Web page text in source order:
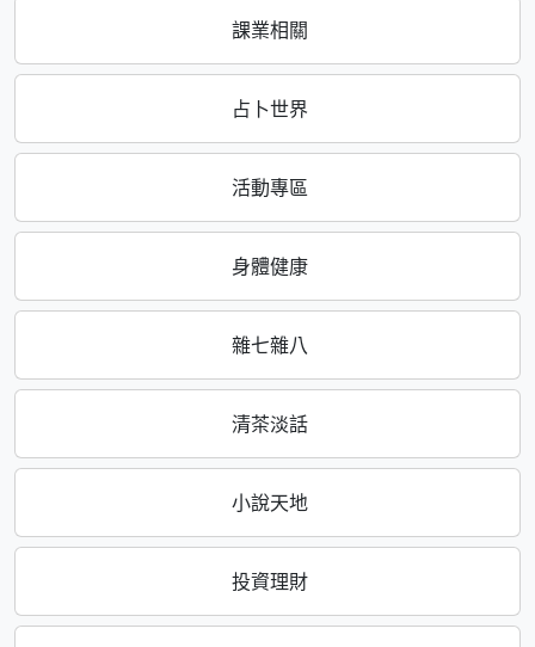
課業相關
占卜世界
活動專區
身體健康
雜七雜八
清茶淡話
小說天地
投資理財